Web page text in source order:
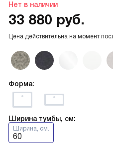
Нет в наличии
Форма:
Ширина тумбы, см:
Ширина, см.
60
Цена действительна на момент
33 880 руб.